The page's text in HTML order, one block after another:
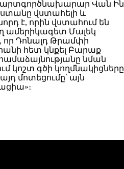
արտգործնախարար Վան Ին
վստահելի և
է, որին վստահում են
ամերիկագետ Մալեկ
որ Դոնալդ Թրամփի
հետ կնքել Բարաք
նման
կոշտ գծի կողմնակիցները
մոտեցումը՝ այն